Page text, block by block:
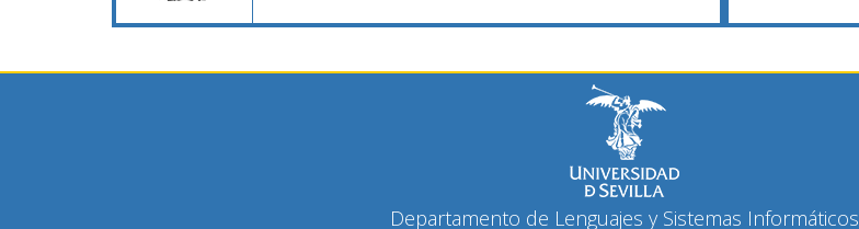
Departamento de Lenguajes y Sistemas Informáticos